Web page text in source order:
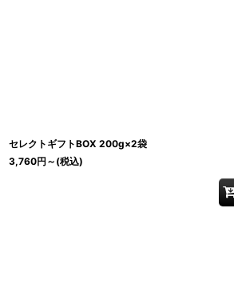
セレクトギフトBOX 200g×2袋
3,760円 ～ (税込)